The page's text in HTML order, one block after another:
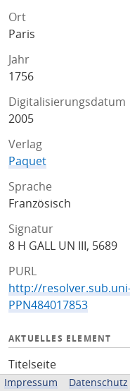
Ort
Paris
Jahr
1756
Digitalisierungsdatum
2005
Verlag
Paquet
Sprache
Französisch
Signatur
8 H GALL UN III, 5689
PURL
http://
PPN484017853
AKTUELLES ELEMENT
Titelseite
Impressum Datenschutz